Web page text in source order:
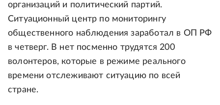
организаций и политический партий.
Ситуационный центр по мониторингу
общественного наблюдения заработал в ОП РФ
в четверг. В нет посменно трудятся 200
волонтеров, которые в режиме реального
времени отслеживают ситуацию по всей
стране.